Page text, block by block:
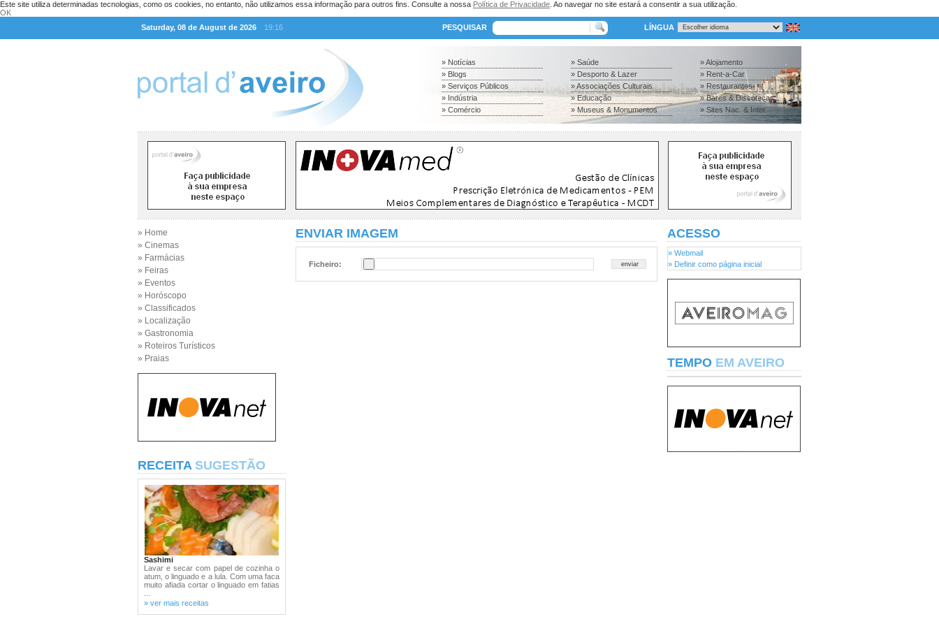
Este site utiliza determinadas tecnologias, como os cookies, no entanto, não utilizamos essa informação para outros fins. Consulte a nossa Política de Privacidade . Ao navegar no site estará a consentir a sua utilização.
OK
Saturday, 08 de August de 2026
19:16 PESQUISAR LÍNGUA
» Notícias
» Blogs
» Serviços Públicos
» Indústria
» Comércio
» Saúde
» Desporto & Lazer
» Associações Culturais
» Educação
» Museus & Monumentos
» Alojamento
» Rent-a-Car
» Restaurantes
» Bares & Discotecas
» Sites Nac. & Inter.
» Home
» Cinemas
» Farmácias
» Feiras
» Eventos
» Horóscopo
» Classificados
» Localização
» Gastronomia
» Roteiros Turísticos
» Praias
RECEITA SUGESTÃO
Sashimi
Lavar e secar com papel de cozinha o
atum, o linguado e a lula. Com uma faca
muito afiada cortar o linguado em fatias
» ver mais receitas
ENVIAR IMAGEM
Ficheiro:
ACESSO
» Webmail
» Definir como página inicial
TEMPO EM AVEIRO